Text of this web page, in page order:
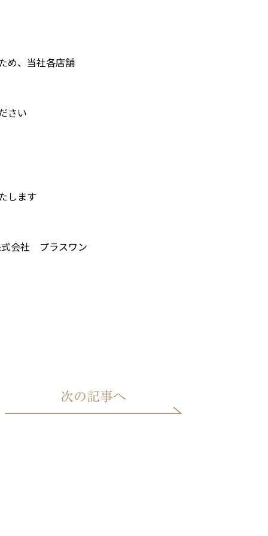
め、当社各店舗
さい
します
会社 プラスワン
次の記事へ